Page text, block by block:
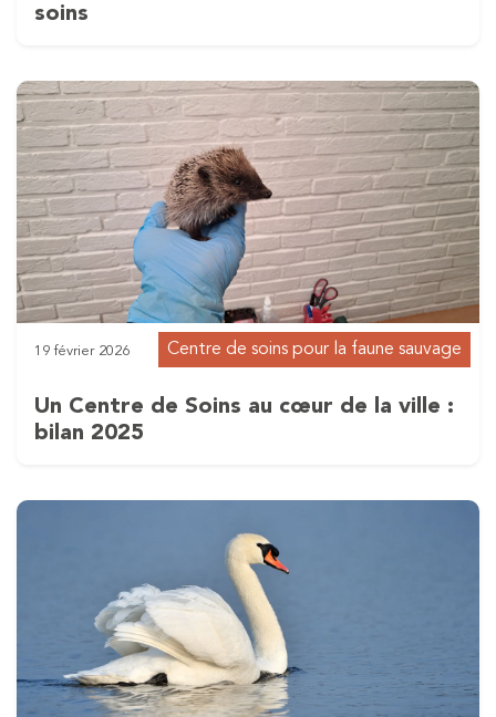
soins
19 février 2026 Centre de soins pour la faune sauvage
Un Centre de Soins au cœur de la ville :
bilan 2025